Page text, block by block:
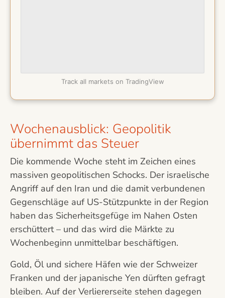
Track all markets on TradingView
Wochenausblick: Geopolitik
übernimmt das Steuer
Die kommende Woche steht im Zeichen eines
massiven geopolitischen Schocks. Der israelische
Angriff auf den Iran und die damit verbundenen
Gegenschläge auf US-Stützpunkte in der Region
haben das Sicherheitsgefüge im Nahen Osten
erschüttert – und das wird die Märkte zu
Wochenbeginn unmittelbar beschäftigen.
Gold, Öl und sichere Häfen wie der Schweizer
Franken und der japanische Yen dürften gefragt
bleiben. Auf der Verliererseite stehen dagegen